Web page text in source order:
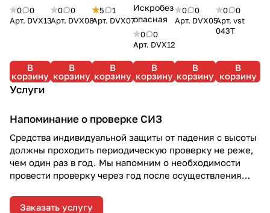
DVX13 |
Искробе
0
0
Арт. DVX13
В
корзину
DVX08 |
Искробе
0
0
Арт. DVX08
В
корзину
DVX07 |
Искробе
5
1
Арт. DVX07
В
корзину
DVX12 |
Искробе
зопасная
| Alpsafe
Искробез
опасная
0
0
Арт. DVX12
В
корзину
DVX05 |
Искробе
| Alpsafe
0
0
Арт. DVX05
В
корзину
Высота
043Т |
Искробез
0
0
Арт.vst
043T
В
корзину
Услуги
Напоминание о проверке СИЗ
Средства индивидуальной защиты от падения с высоты
должны проходить периодическую проверку не реже,
чем один раз в год. Мы напомним о необходимости
провести проверку через год после осуществления
Заказать услугу